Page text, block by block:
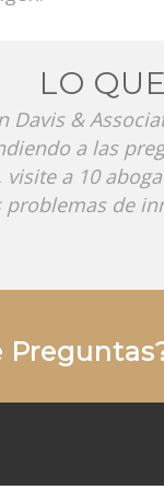
LO
Davis &
a las
visite a 10
problemas de